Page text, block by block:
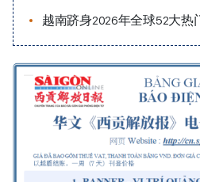
越南跻身2026年全球52大热